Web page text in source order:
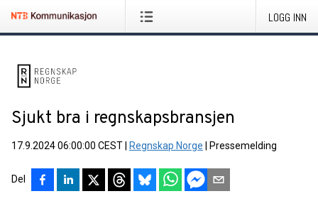
LOGG INN
Sjukt bra i regnskapsbransjen
17.9.2024 06:00:00 CEST Regnskap Norge Pressemelding
Del